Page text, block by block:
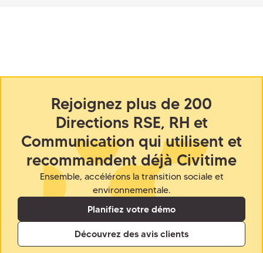
Rejoignez plus de 200
Directions RSE, RH et
Communication qui utilisent et
recommandent déjà Civitime
Ensemble, accélérons la transition sociale et
environnementale.
Planifiez votre démo
Découvrez des avis clients